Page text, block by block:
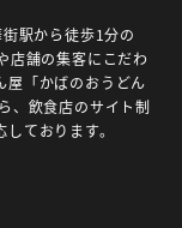
駅から徒歩1分の
店舗の集客にこだわ
屋「かばのおうどん
、飲食店のサイト制
ております。